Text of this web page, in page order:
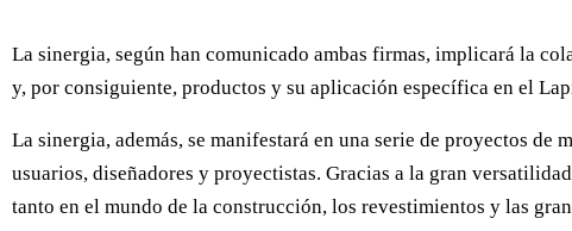
La sinergia, según han comunicado ambas firmas, implicará la
y, por consiguiente, productos y su aplicación específica en el
La sinergia, además, se manifestará en una serie de proyectos
usuarios, diseñadores y proyectistas. Gracias a la gran
tanto en el mundo de la construcción, los revestimientos y las